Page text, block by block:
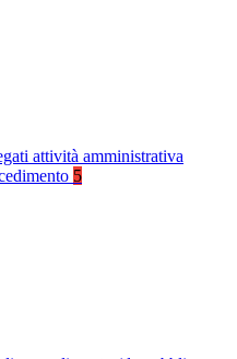
attività amministrativa
5